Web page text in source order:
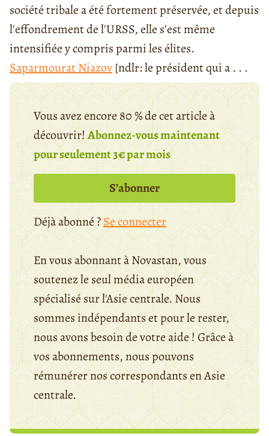
société tribale a été fortement préservée, et depuis
l'effondrement de l'URSS, elle s’est même
intensifiée y compris parmi les élites.
Saparmourat Niazov [ndlr: le président qui a . . .
Vous avez encore 80 % de cet article à
découvrir!Abonnez-vous maintenant
pour seulement 3€ par mois
S’abonner
Déjà abonné ?Se connecter
En vous abonnant à Novastan, vous
soutenez le seul média européen
spécialisé sur l'Asie centrale. Nous
sommes indépendants et pour le rester,
nous avons besoin de votre aide ! Grâce à
vos abonnements, nous pouvons
rémunérer nos correspondants en Asie
centrale.